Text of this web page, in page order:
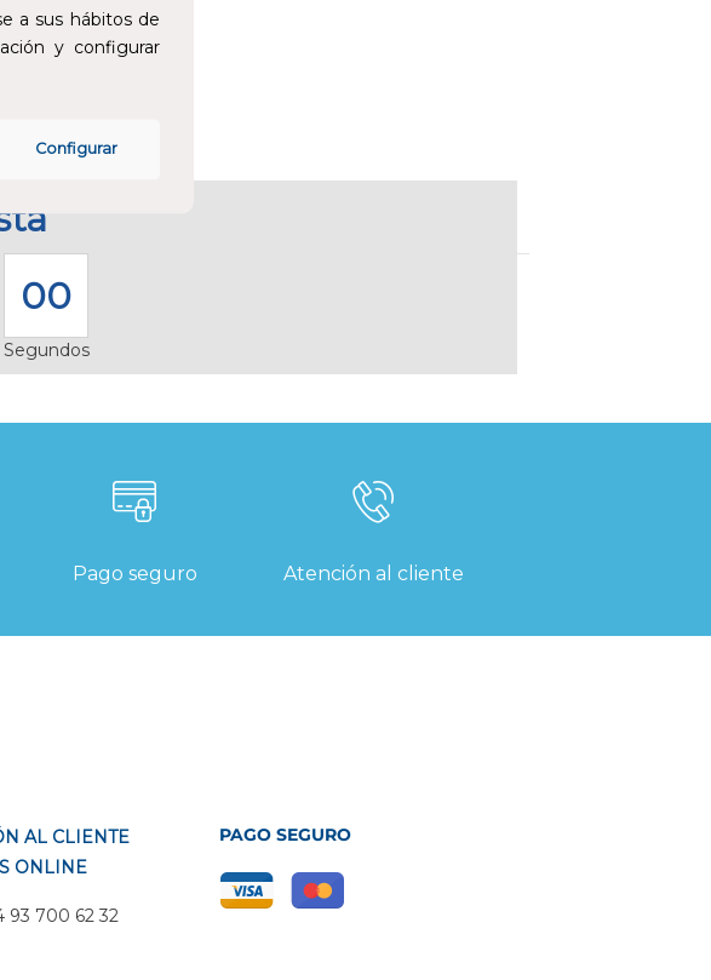
a sus hábitos de
y configurar
Configurar
00
Segundos
Pago seguro Atención al cliente
AL CLIENTE
ONLINE
93 700 62 32
PAGO SEGURO